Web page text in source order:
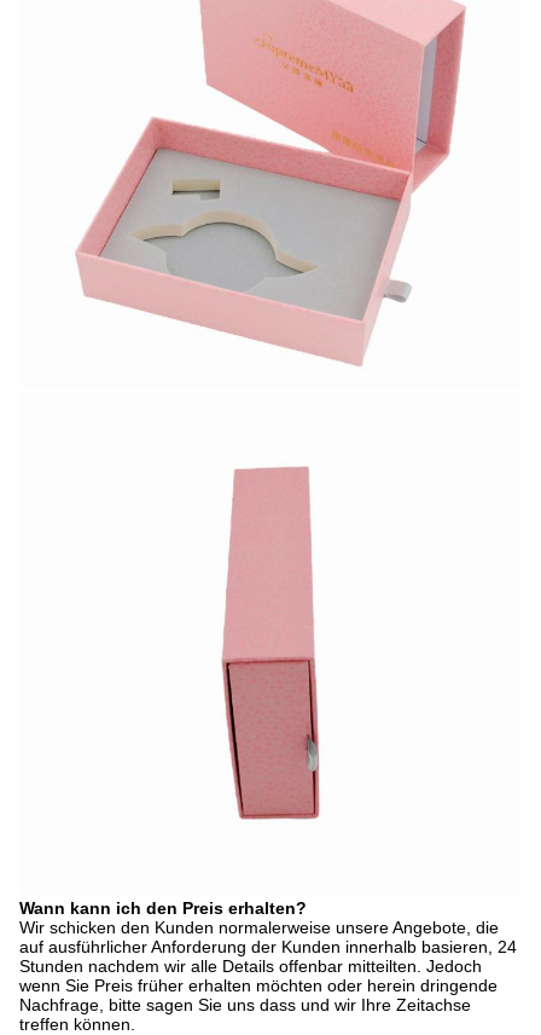
Wann kann ich den Preis erhalten?
Wir schicken den Kunden normalerweise unsere Angebote, die
auf ausführlicher Anforderung der Kunden innerhalb basieren, 24
Stunden nachdem wir alle Details offenbar mitteilten. Jedoch
wenn Sie Preis früher erhalten möchten oder herein dringende
Nachfrage, bitte sagen Sie uns dass und wir Ihre Zeitachse
treffen können.